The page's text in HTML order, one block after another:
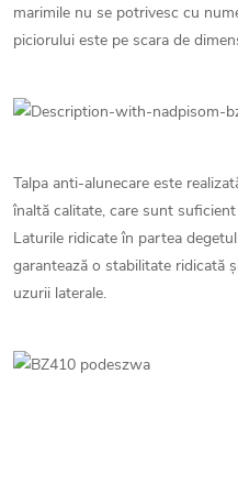
marimile nu se potrivesc cu
piciorului este pe scara de
Talpa anti-alunecare este
înaltă calitate, care sunt
Laturile ridicate în partea
garantează o stabilitate ridicată
uzurii laterale.